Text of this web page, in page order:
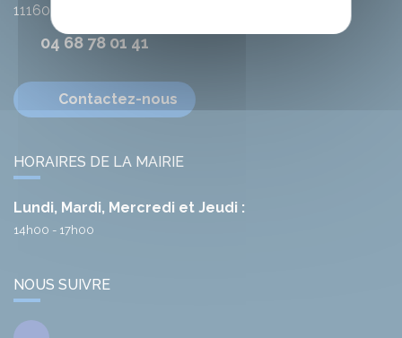
11160
04 68 78 01 41
Contactez-nous
HORAIRES DE LA MAIRIE
Lundi, Mardi, Mercredi et Jeudi :
14h00 - 17h00
NOUS SUIVRE